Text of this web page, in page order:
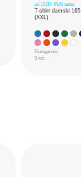
od 15,07 PLN netto
T-shirt damski 165
(XXL)
Dostępność
0 szt.